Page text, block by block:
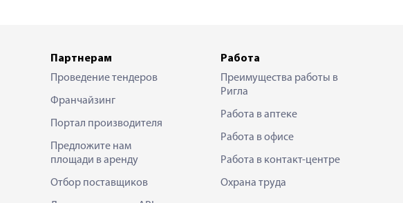
Партнерам
Проведение тендеров
Франчайзинг
Портал производителя
Предложите нам
площади в аренду
Отбор поставщиков
Работа
Преимущества работы в
Ригла
Работа в аптеке
Работа в офисе
Работа в контакт-центре
Охрана труда